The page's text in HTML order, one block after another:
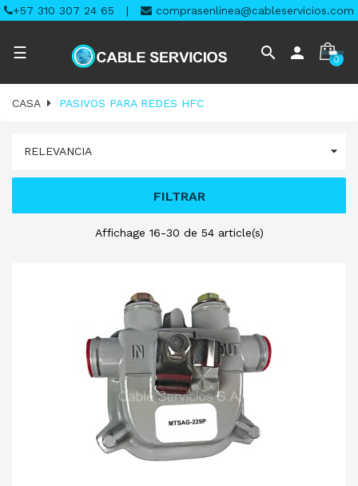
+57 310 307 24 65 | comprasenlinea@cableservicios.com
Navegación
palanca
☰ search person 0
CASA PASIVOS PARA REDES HFC
RELEVANCIA 
FILTRAR
Affichage 16-30 de 54 article(s)